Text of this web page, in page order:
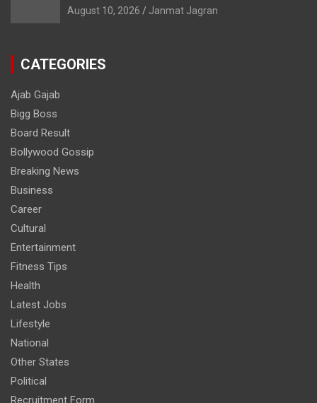
August 10, 2026 Janmat Jagran
CATEGORIES
Ajab Gajab
Bigg Boss
Board Result
Bollywood Gossip
Breaking News
Business
Career
Cultural
Entertainment
Fitness Tips
Health
Latest Jobs
Lifestyle
National
Other States
Political
Recruitment Form